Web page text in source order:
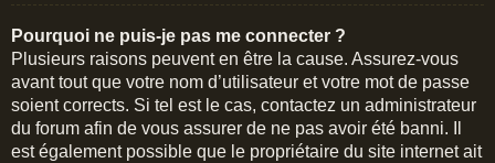
Pourquoi ne puis-je pas me connecter ?
Plusieurs raisons peuvent en être la cause. Assurez-vous
avant tout que votre nom d’utilisateur et votre mot de passe
soient corrects. Si tel est le cas, contactez un administrateur
du forum afin de vous assurer de ne pas avoir été banni. Il
est également possible que le propriétaire du site internet ait